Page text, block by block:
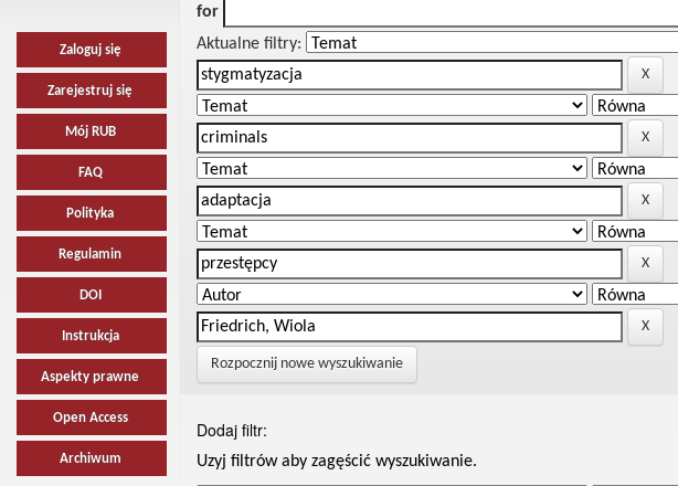
Zaloguj się
Zarejestruj się
Mój RUB
FAQ
Polityka
Regulamin
DOI
Instrukcja
Aspekty prawne
Open Access
Archiwum
for
Aktualne filtry:
Rozpocznij nowe wyszukiwanie
Dodaj filtr:
Uzyj filtrów aby zagęścić wyszukiwanie.